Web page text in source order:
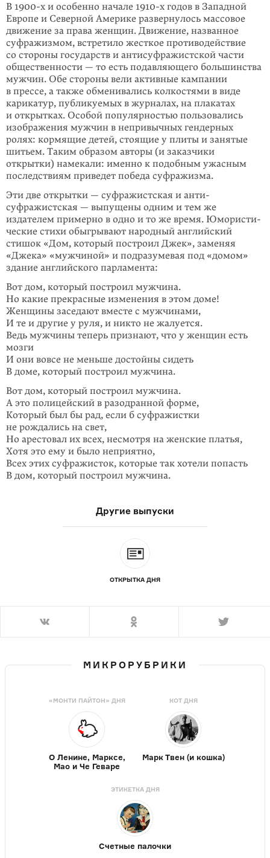
В 1900-х и особенно начале 1910-х годов в Западной
Европе и Северной Америке развернулось массовое
движение за права женщин. Движе­ние, названное
суфра­жиз­мом, встре­тило жесткое противодействие
со стороны государств и антисуфра­жист­ской части
общественности — то есть подав­ляющего большинства
мужчин. Обе стороны вели активные кампании
в прессе, а также обмени­вались колкостями в виде
карикатур, публикуемых в журналах, на пла­катах
и открытках. Особой популяр­ностью пользовались
изображения мужчин в непри­вычных гендерных
ролях: кормящие детей, стоящие у плиты и занятые
шитьем. Таким образом авторы (и заказчики
открытки) намекали: именно к подобным ужасным
последствиям приведет победа суфражизма.
Эти две открытки — суфражистская и анти­
суфражистская — выпущены одним и тем же
издателем примерно в одно и то же время. Юморис­ти­
ческие стихи обыгрывают народ­ный английский
стишок «Дом, который построил Джек», заменяя
«Джека» «мужчи­ной» и подразумевая под «домом»
здание англий­ского парламента:
Вот дом, который построил мужчина.
Но какие прекрасные изменения в этом доме!
Женщины заседают вместе с мужчинами,
И те и другие у руля, и никто не жалуется.
Ведь мужчины теперь признают, что у женщин есть
мозги
И они вовсе не меньше достойны сидеть
В доме, который построил мужчина.
Вот дом, который построил мужчина.
А это полицейский в разодранной форме,
Который был бы рад, если б суфражистки
не рождались на свет,
Но арестовал их всех, несмотря на женские платья,
Хотя это ему и было неприятно,
Всех этих суфражисток, которые так хотели попасть
В дом, который построил мужчина.
Другие выпуски
ОТКРЫТКА ДНЯ
МИКРОРУБРИКИ
«МОНТИ ПАЙТОН» ДНЯ
О Ленине, Марксе,
Мао и Че Геваре
КОТ ДНЯ
Марк Твен (и кошка)
ЭТИКЕТКА ДНЯ
Счетные палочки